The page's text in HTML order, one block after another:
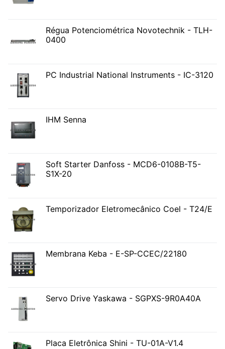
Régua Potenciométrica Novotechnik - TLH-
0400
PC Industrial National Instruments - IC-3120
IHM Senna
Soft Starter Danfoss - MCD6-0108B-T5-
S1X-20
Temporizador Eletromecânico Coel - T24/E
Membrana Keba - E-SP-CCEC/22180
Servo Drive Yaskawa - SGPXS-9R0A40A
Placa Eletrônica Shini - TU-01A-V1.4